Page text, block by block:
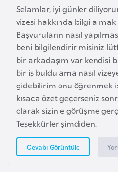
Selamlar, iyi günler
vizesi hakkında bilgi
Başvuruların nasıl
beni bilgilendirir misiniz
bir arkadaşım var kendisi
bir iş buldu ama nasıl
gidebilirim onu öğrenmek
kısaca özet geçerseniz
olarak sizinle görüşme
Teşekkürler şimdiden.
Cevabı Görüntüle
k
i
n
a
F
a
s
o
Ç
a